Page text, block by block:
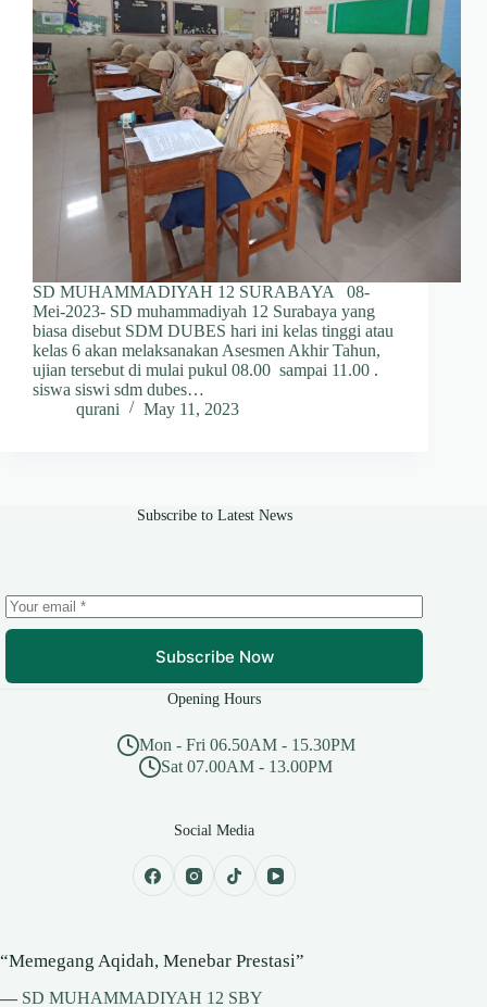
SD MUHAMMADIYAH 12 SURABAYA 08-
Mei-2023- SD muhammadiyah 12 Surabaya yang
biasa disebut SDM DUBES hari ini kelas tinggi atau
kelas 6 akan melaksanakan Asesmen Akhir Tahun,
ujian tersebut di mulai pukul 08.00 sampai 11.00 .
siswa siswi sdm dubes…
qurani
May 11, 2023
Subscribe to Latest News
Subscribe Now
Opening Hours
Mon - Fri 06.50AM - 15.30PM
Sat 07.00AM - 13.00PM
Social Media
“Memegang Aqidah, Menebar Prestasi”
— SD MUHAMMADIYAH 12 SBY